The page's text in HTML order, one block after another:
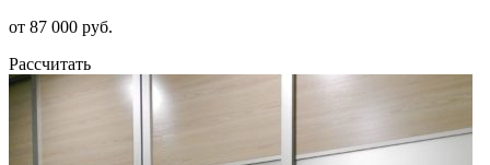
от 87 000 руб.
Рассчитать